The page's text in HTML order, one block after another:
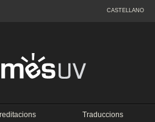
CASTELLANO
Traduccions